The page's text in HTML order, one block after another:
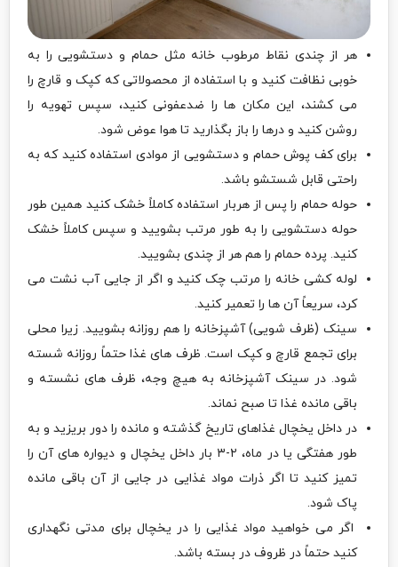
هر از چندی نقاط مرطوب خانه مثل حمام و دستشویی را به
خوبی نظافت کنید و با استفاده از محصولاتی که کپک و قارچ را
می کشند، این مکان ها را ضدعفونی کنید، سپس تهویه را
روشن کنید و درها را باز بگذارید تا هوا عوض شود.
برای کف پوش حمام و دستشویی از موادی استفاده کنید که به
راحتی قابل شستشو باشد.
حوله حمام را پس از هربار استفاده کاملاً خشک کنید همین طور
حوله دستشویی را به طور مرتب بشویید و سپس کاملاً خشک
کنید. پرده حمام را هم هر از چندی بشویید.
لوله کشی خانه را مرتب چک کنید و اگر از جایی آب نشت می
کرد، سریعاً آن ها را تعمیر کنید.
سینک (ظرف شویی) آشپزخانه را هم روزانه بشویید. زیرا محلی
برای تجمع قارچ و کپک است. ظرف های غذا حتماً روزانه شسته
شود. در سینک آشپزخانه به هیچ وجه، ظرف های نشسته و
باقی مانده غذا تا صبح نماند.
در داخل یخچال غذاهای تاریخ گذشته و مانده را دور بریزید و به
طور هفتگی یا در ماه، ۲-۳ بار داخل یخچال و دیواره های آن را
تمیز کنید تا اگر ذرات مواد غذایی در جایی از آن باقی مانده
پاک شود.
اگر می خواهید مواد غذایی را در یخچال برای مدتی نگهداری
کنید حتماً در ظروف در بسته باشد.